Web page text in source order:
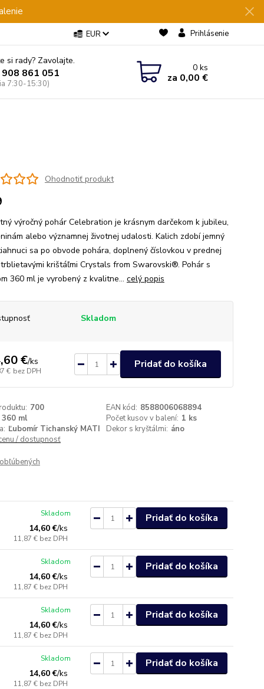
EUR Prihlásenie
si rady? Zavolajte.
861 051
7:30-15:30)
0ks
za 0,00 €
Ohodnotiť produkt
výročný pohár Celebration je krásnym darčekom k jubileu,
alebo významnej životnej udalosti. Kalich zdobí jemný
sa po obvode pohára, doplnený číslovkou v prednej
krištáľmi Crystals from Swarovski®. Pohár s
360 ml je vyrobený z kvalitne... celý popis
Skladom
€/ks
€ bez DPH
Pridať do košíka
700 EAN kód: 8588006068894
360 ml Počet kusov v balení: 1 ks
Ľubomír Tichanský MATI Dekor s kryštálmi: áno
/ dostupnosť
14,60 €/ks
11,87 € bez DPH
Skladom Pridať do košíka
14,60 €/ks
11,87 € bez DPH
Skladom Pridať do košíka
14,60 €/ks
11,87 € bez DPH
Skladom Pridať do košíka
14,60 €/ks
11,87 € bez DPH
Skladom Pridať do košíka